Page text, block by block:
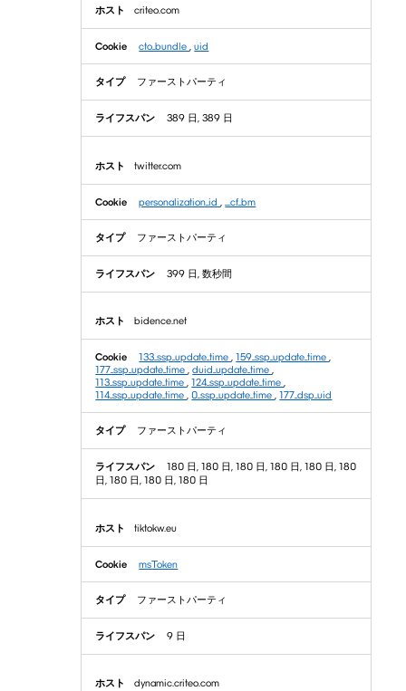
criteo.com
cto_bundle,uid
ファーストパーティ
389 日, 389 日
twitter.com
personalization_id __cf_bm
ファーストパーティ
399 日, 数秒間
bidence.net
133_ssp_update_time,159_ssp_update_time,
177_ssp_update_time,duid_update_time,
113_ssp_update_time,124_ssp_update_time,
114_ssp_update_time,0_ssp_update_time,177_dsp_uid
ファーストパーティ
180 日, 180 日, 180 日, 180 日, 180 日, 180
日, 180 日, 180 日, 180 日
tiktokw.eu
msToken
ファーストパーティ
9 日
dynamic.criteo.com